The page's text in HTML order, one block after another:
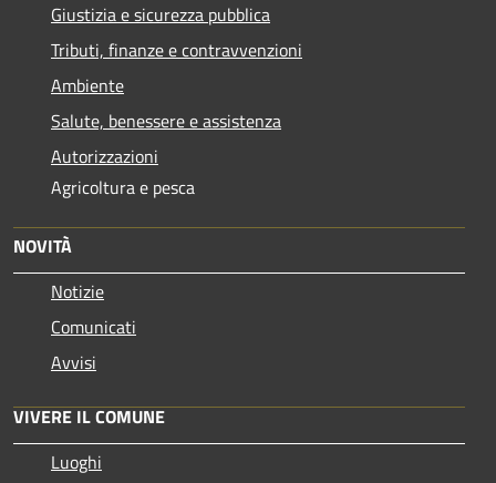
Giustizia e sicurezza pubblica
Tributi, finanze e contravvenzioni
Ambiente
Salute, benessere e assistenza
Autorizzazioni
Agricoltura e pesca
NOVITÀ
Notizie
Comunicati
Avvisi
VIVERE IL COMUNE
Luoghi